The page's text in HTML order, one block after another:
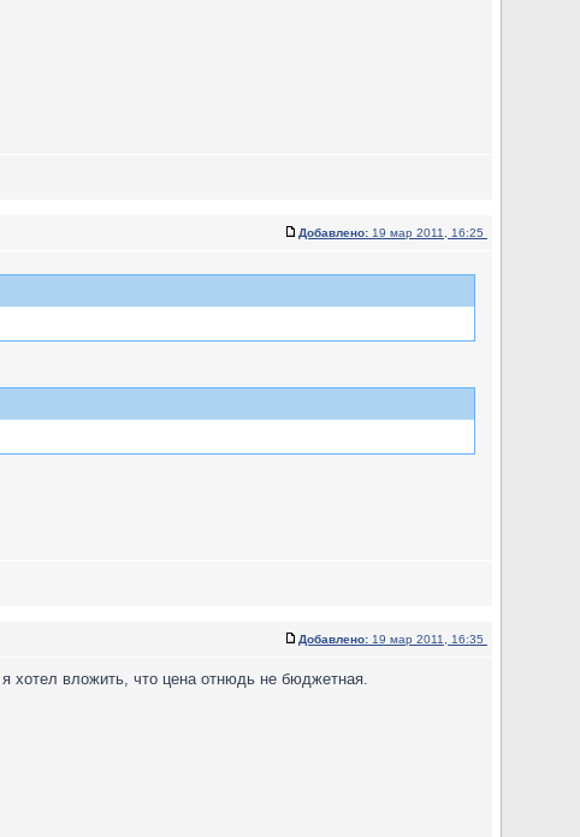
Добавлено: 19 мар 2011, 16:25
Добавлено: 19 мар 2011, 16:35
хотел вложить, что цена отнюдь не бюджетная.